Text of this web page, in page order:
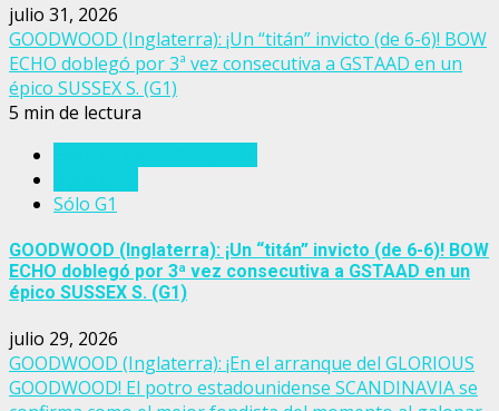
julio 31, 2026
GOODWOOD (Inglaterra): ¡Un “titán” invicto (de 6-6)! BOW
ECHO doblegó por 3ª vez consecutiva a GSTAAD en un
épico SUSSEX S. (G1)
5 min de lectura
Sólo G1
GOODWOOD (Inglaterra): ¡Un “titán” invicto (de 6-6)! BOW
ECHO doblegó por 3ª vez consecutiva a GSTAAD en un
épico SUSSEX S. (G1)
julio 29, 2026
GOODWOOD (Inglaterra): ¡En el arranque del GLORIOUS
GOODWOOD! El potro estadounidense SCANDINAVIA se